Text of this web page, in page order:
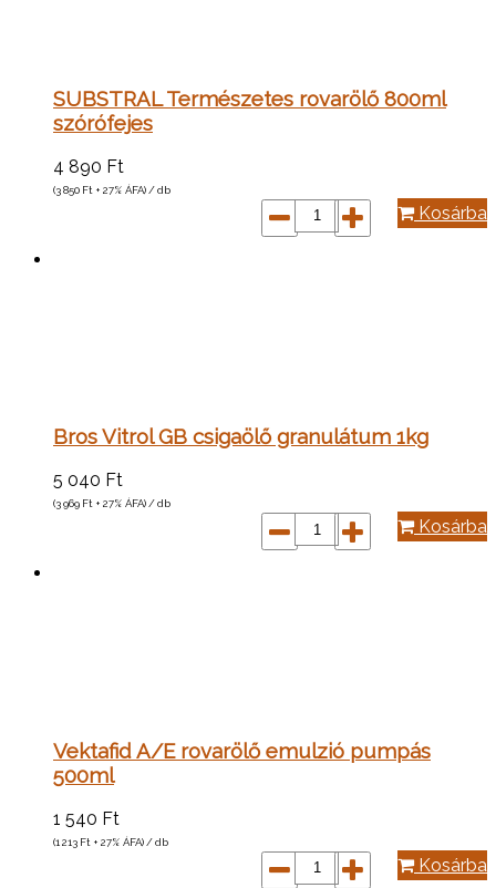
SUBSTRAL Természetes rovarölő 800ml
szórófejes
4 890 Ft
(3 850 Ft + 27% ÁFA) / db
Kosárba
Bros Vitrol GB csigaölő granulátum 1kg
5 040 Ft
(3 969 Ft + 27% ÁFA) / db
Kosárba
Vektafid A/E rovarölő emulzió pumpás
500ml
1 540 Ft
(1 213 Ft + 27% ÁFA) / db
Kosárba